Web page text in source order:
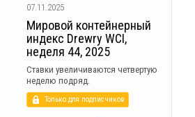
07.11.2025
Мировой контейнерный
индекс Drewry WCI,
неделя 44, 2025
Ставки увеличиваются четвертую
неделю подряд.
Только для подписчиков